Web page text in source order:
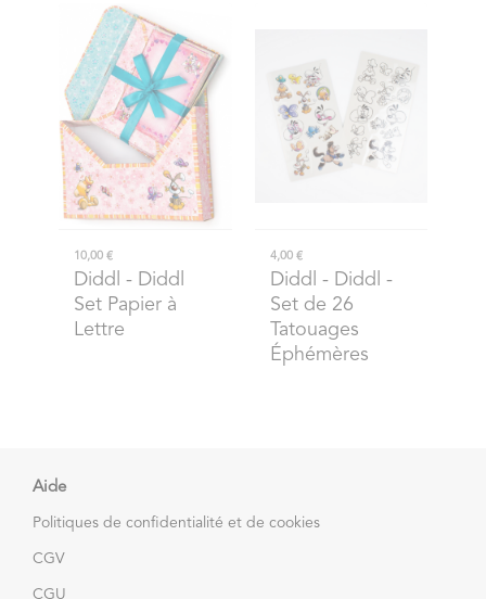
10,00 €
Diddl
- Diddl
Set Papier à
Lettre
4,00 €
Diddl
- Diddl -
Set de 26
Tatouages
Éphémères
Aide
Politiques de confidentialité et de cookies
CGV
CGU